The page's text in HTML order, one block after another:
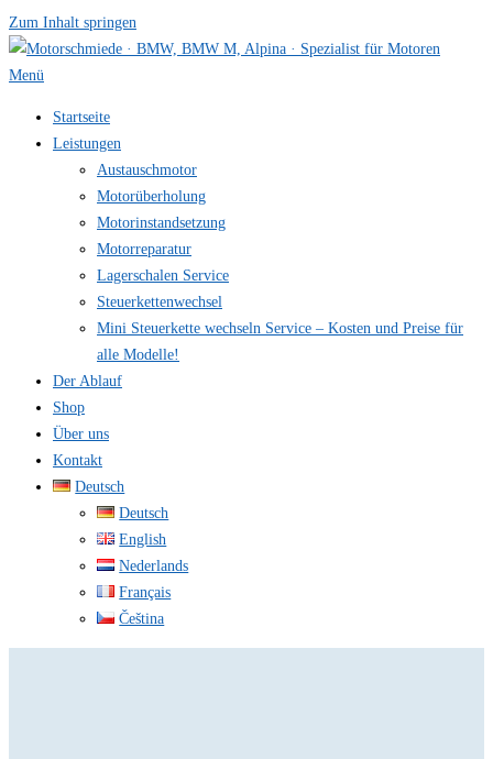
Zum Inhalt springen
Menü
Startseite
Leistungen
Austauschmotor
Motorüberholung
Motorinstandsetzung
Motorreparatur
Lagerschalen Service
Steuerkettenwechsel
Mini Steuer­kette wechseln Service – Kosten und Preise für
alle Modelle!
Der Ablauf
Shop
Über uns
Kontakt
Deutsch
Deutsch
English
Nederlands
Français
Čeština